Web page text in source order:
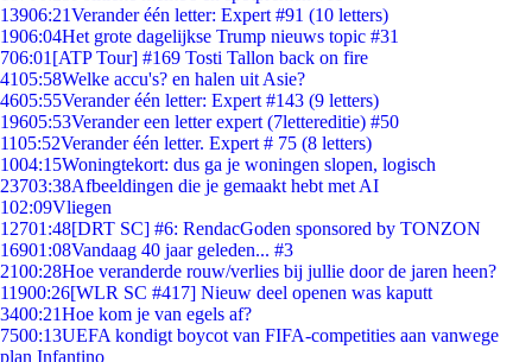
13906:21Verander één letter: Expert #91 (10 letters)
1906:04Het grote dagelijkse Trump nieuws topic #31
706:01 [ATP Tour] #169 Tosti Tallon back on fire
4105:58Welke accu's? en halen uit Asie?
4605:55Verander één letter: Expert #143 (9 letters)
19605:53Verander een letter expert (7lettereditie) #50
1105:52Verander één letter. Expert # 75 (8 letters)
1004:15Woningtekort: dus ga je woningen slopen, logisch
23703:38Afbeeldingen die je gemaakt hebt met AI
102:09Vliegen
12701:48[DRT SC] #6: RendacGoden sponsored by TONZON
16901:08Vandaag 40 jaar geleden... #3
2100:28Hoe veranderde rouw/verlies bij jullie door de jaren heen?
11900:26[WLR SC #417] Nieuw deel openen was kaputt
3400:21Hoe kom je van egels af?
7500:13UEFA kondigt boycot van FIFA-competities aan vanwege
plan Infantino